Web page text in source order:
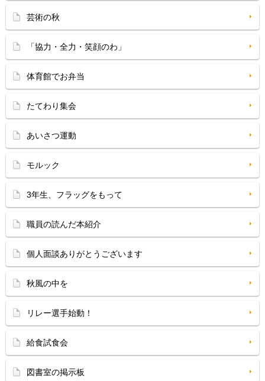
芸術の秋
「協力・全力・笑顔のわ」
体育館でお弁当
たてわり集会
あいさつ運動
モルック
3年生、フラッグをもって
職員の読んだ本紹介
個人面談ありがとうございます
秋風の中を
リレー選手始動！
給食試食会
図書室の掲示板